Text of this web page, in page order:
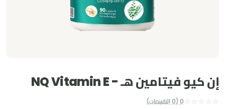
إن كيو فيتامين هـ - NQ Vitamin E
0
(
0 التقييمات)